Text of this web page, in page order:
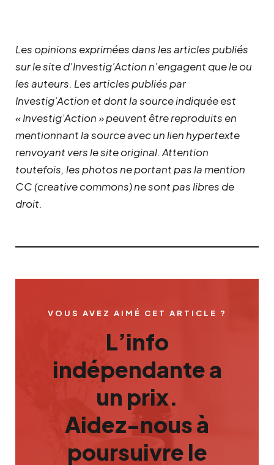
Les opinions exprimées dans les articles publiés
sur le site d’Investig’Action n’engagent que le ou
les auteurs. Les articles publiés par
Investig’Action et dont la source indiquée est
« Investig’Action » peuvent être reproduits en
mentionnant la source avec un lien hypertexte
renvoyant vers le site original. Attention
toutefois, les photos ne portant pas la mention
CC (creative commons) ne sont pas libres de
droit.
VOUS AVEZ AIMÉ CET ARTICLE ?
L’info
indépendante a
un prix.
Aidez-nous à
poursuivre le